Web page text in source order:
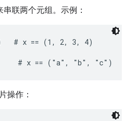
串联两个元组。示例：
# x == (1, 2, 3, 4)
# x == ("a", "b", "c")
操作：